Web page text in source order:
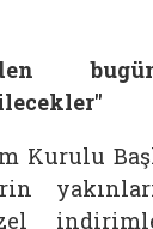
Kurulu